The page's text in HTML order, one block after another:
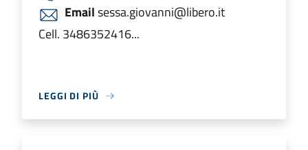
Emailsessa.giovanni@libero.it
Cell. 3486352416...
LEGGI DI PIÙ